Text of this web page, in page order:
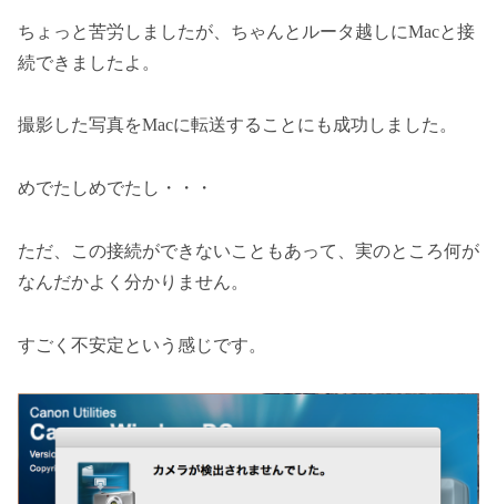
ちょっと苦労しましたが、ちゃんとルータ越しにMacと接
続できましたよ。
撮影した写真をMacに転送することにも成功しました。
めでたしめでたし・・・
ただ、この接続ができないこともあって、実のところ何が
なんだかよく分かりません。
すごく不安定という感じです。